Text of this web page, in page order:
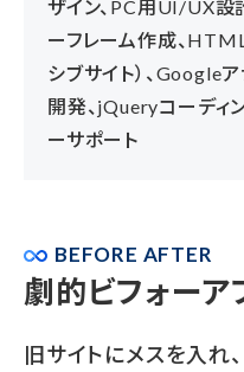
ザイン、PC用UI/UX設
ーフレーム作成、
シブサイト）、Google
開発、jQueryコーディ
ーサポート
BEFORE AFTER
劇的ビフォーア
旧サイトにメスを入れ